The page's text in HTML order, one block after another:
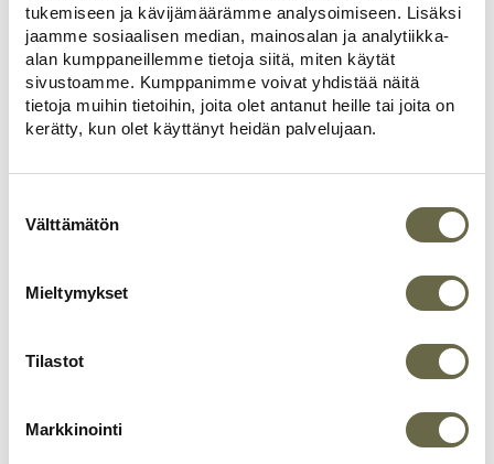
tukemiseen ja kävijämäärämme analysoimiseen. Lisäksi
jaamme sosiaalisen median, mainosalan ja analytiikka-
alan kumppaneillemme tietoja siitä, miten käytät
sivustoamme. Kumppanimme voivat yhdistää näitä
tietoja muihin tietoihin, joita olet antanut heille tai joita on
kerätty, kun olet käyttänyt heidän palvelujaan.
valinta
Välttämätön
Mieltymykset
Tilastot
Markkinointi
Page
1
of
60
1 / 60